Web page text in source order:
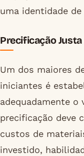
uma identidade
Precificação
Um dos maiores
iniciantes é
adequadamente o
precificação deve
custos de
investido,